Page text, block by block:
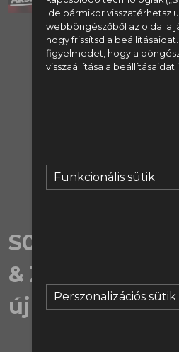
Ide bármikor visszatérhetsz
webböngészőből az oldal
hogy frissítsd a
figyelmedet, hogy a
visszaállítása a beállításaidat
Funkcionális sütik
Perszonalizációs sütik
A tartalom
S06EX21 |
& Zubimendi:
új gerince